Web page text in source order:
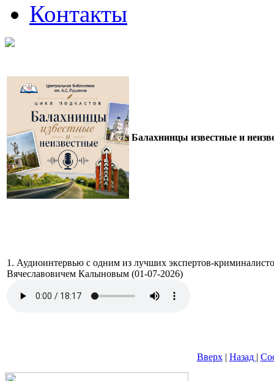
Контакты
Балахнинцы известные и
1. Аудиоинтервью с одним из лучших экспертов-
Вячеславовичем Калыновым (01-07-2026)
Вверх| Назад |